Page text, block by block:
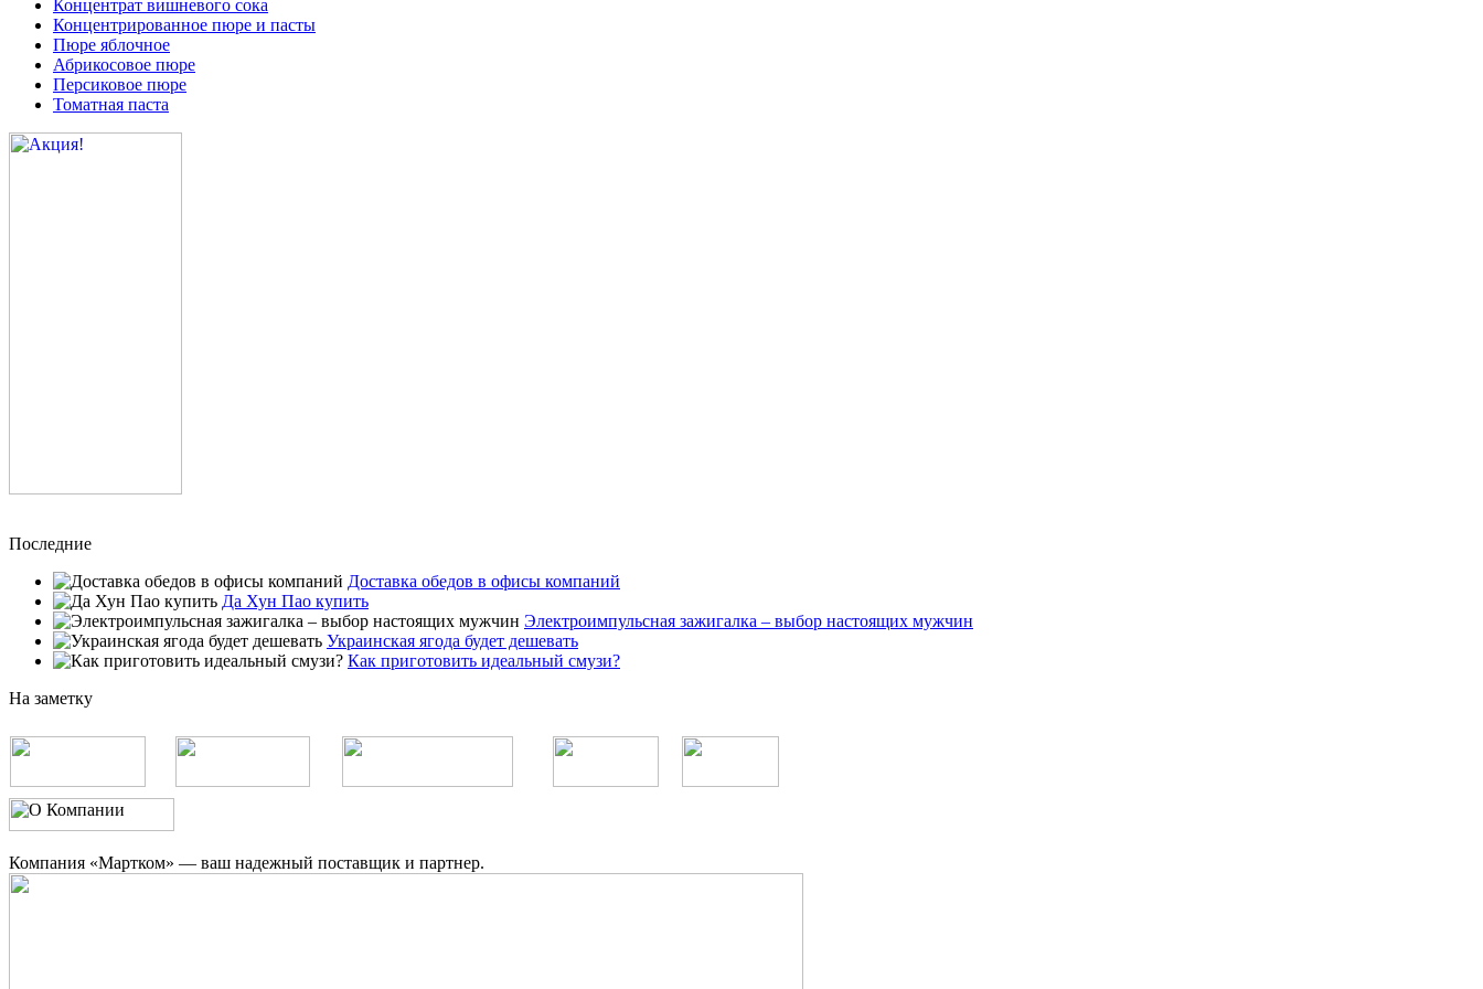
Концентрат вишневого сока
Концентрированное пюре и пасты
Пюре яблочное
Абрикосовое пюре
Персиковое пюре
Томатная паста
Последние
Доставка обедов в офисы компаний
Да Хун Пао купить
Электроимпульсная зажигалка – выбор настоящих мужчин
Украинская ягода будет дешевать
Как приготовить идеальный смузи?
На заметку
Компания «Мартком» — ваш надежный поставщик и партнер.